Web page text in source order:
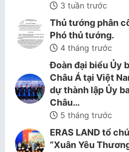
3 tuần trước
Thủ tướng phân
Phó thủ tướng.
4 tháng trước
Đoàn đại biểu Ủy
Châu Á tại Việt
dự thành lập Ủy
Châu…
5 tháng trước
ERAS LAND tổ
“Xuân Yêu